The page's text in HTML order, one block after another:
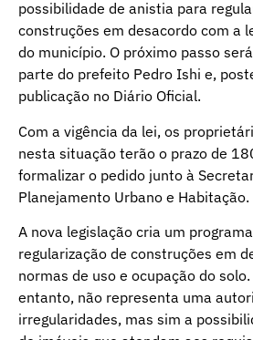
possibilidade de anistia para
construções em desacordo com a
do município. O próximo passo
parte do prefeito Pedro Ishi e,
publicação no Diário Oficial.
Com a vigência da lei, os
nesta situação terão o prazo de
formalizar o pedido junto à
Planejamento Urbano e Habitação.
A nova legislação cria um
regularização de construções em
normas de uso e ocupação do
entanto, não representa uma
irregularidades, mas sim a